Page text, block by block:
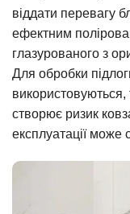
віддати перевагу
ефектним
глазурованого з
Для обробки
створює ризик
експлуатації може